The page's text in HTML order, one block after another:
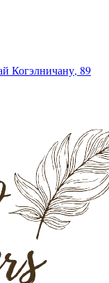
Когэлничану, 89